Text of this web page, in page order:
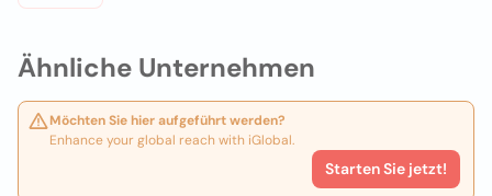
Ähnliche Unternehmen
Möchten Sie hier aufgeführt werden?
Enhance your global reach with iGlobal.
Starten Sie jetzt!